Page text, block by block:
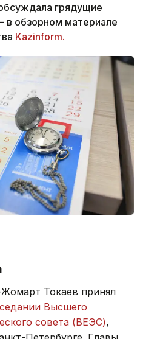
грядущие
в обзорном материале
Kazinform.
Токаев принял
Высшего
совета (ВЕЭС),